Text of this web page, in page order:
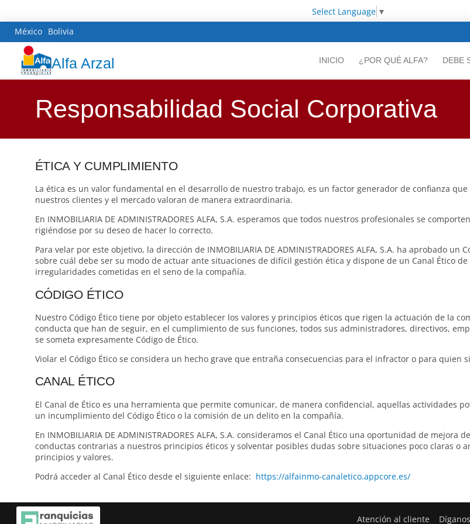
Select Language ▼
México Bolivia
Alfa Arzal INICIO ¿POR QUÉ ALFA? DEBE
Responsabilidad Social Corporativa
ÉTICA Y CUMPLIMIENTO
La ética es un valor fundamental en el desarrollo de nuestro trabajo, es un factor generador de confianza
nuestros clientes y el mercado valoran de manera extraordinaria.
En INMOBILIARIA DE ADMINISTRADORES ALFA, S.A. esperamos que todos nuestros profesionales se
rigiéndose por su deseo de hacer lo correcto.
Para velar por este objetivo, la dirección de INMOBILIARIA DE ADMINISTRADORES ALFA, S.A. ha aprobado
sobre cuál debe ser su modo de actuar ante situaciones de difícil gestión ética y dispone de un Canal Ético
irregularidades cometidas en el seno de la compañía.
CÓDIGO ÉTICO
Nuestro Código Ético tiene por objeto establecer los valores y principios éticos que rigen la actuación de la
conducta que han de seguir, en el cumplimiento de sus funciones, todos sus administradores, directivos,
se someta expresamente Código de Ético.
Violar el Código Ético se considera un hecho grave que entraña consecuencias para el infractor o para quien
CANAL ÉTICO
El Canal de Ético es una herramienta que permite comunicar, de manera confidencial, aquellas actividades
un incumplimiento del Código Ético o la comisión de un delito en la compañía.
En INMOBILIARIA DE ADMINISTRADORES ALFA, S.A. consideramos el Canal Ético una oportunidad de
conductas contrarias a nuestros principios éticos y solventar posibles dudas sobre situaciones poco claras o
principios y valores.
Podrá acceder al Canal Ético desde el siguiente enlace: https://alfainmo-canaletico.appcore.es/
Atención al cliente